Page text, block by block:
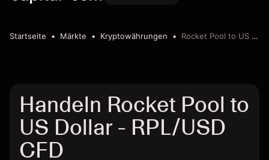
Startseite Märkte Kryptowährungen Rocket Pool to US Dollar
Handeln Rocket Pool to
US Dollar - RPL/USD
CFD